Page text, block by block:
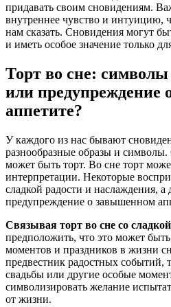
придавать своим сновидениям.
внутреннее чувство и интуицию,
нам сказать. Сновидения могут
и иметь особое значение только
Торт во сне: символы
или предупреждение
аппетите?
У каждого из нас бывают
разнообразные образы и
может быть торт. Во сне торт
интерпретации. Некоторые
сладкой радости и наслаждения,
предупреждение о завышенном
Связывая торт во сне со
предположить, что это может
моментов и праздников в жизни
предвестник радостных событий,
свадьбы или другие особые
символизировать желание
от жизни.